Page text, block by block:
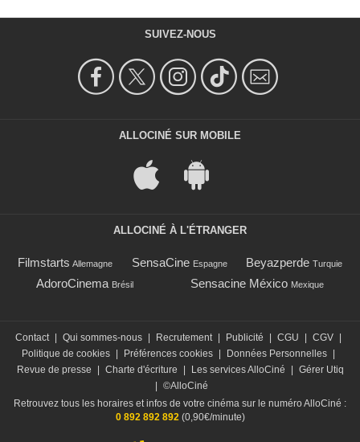
SUIVEZ-NOUS
ALLOCINÉ SUR MOBILE
ALLOCINÉ À L'ÉTRANGER
Filmstarts Allemagne SensaCine Espagne Beyazperde Turquie
AdoroCinema Brésil Sensacine México Mexique
Contact Qui sommes-nous Recrutement Publicité CGU CGV
Politique de cookies
Préférences cookies Données Personnelles
Revue de presse
Charte d'écriture Les services AlloCiné
Gérer Utiq
©AlloCiné
Retrouvez tous les horaires et infos de votre cinéma sur le numéro AlloCiné :
0 892 892 892(0,90€/minute)